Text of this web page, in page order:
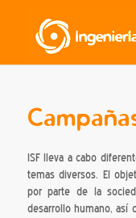
ISF lleva a cabo
temas diversos. El
por parte de la
desarrollo humano, así